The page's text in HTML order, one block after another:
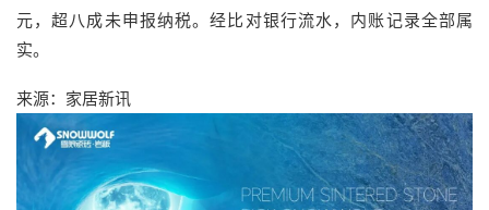
元，超八成未申报纳税。经比对银行流水，内账记录全部属
实。
来源：家居新讯